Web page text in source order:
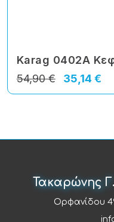
Karag 0402A
35,14 €
54,90 €
Τακαρώνης
Ορφανίδου